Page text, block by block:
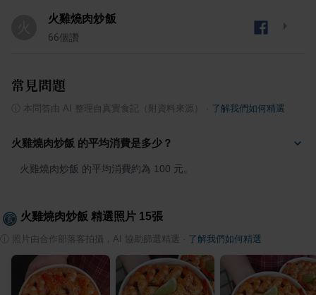
火雞燒肉炒飯
66個讚
常見問題
本問答由 AI 整理自真實食記（附資料來源） 了解我們如何精選
火雞燒肉炒飯 的平均消費是多少？
火雞燒肉炒飯 的平均消費約為 100 元。
火雞燒肉炒飯 精選照片 15張
照片由合作部落客拍攝，AI 協助篩選精選 了解我們如何精選